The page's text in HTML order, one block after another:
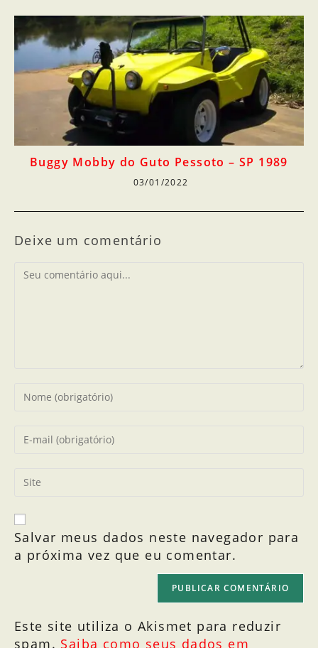
Buggy Mobby do Guto Pessoto – SP 1989
03/01/2022
Deixe um comentário
Salvar meus dados neste navegador para
a próxima vez que eu comentar.
Este site utiliza o Akismet para reduzir
spam. Saiba como seus dados em